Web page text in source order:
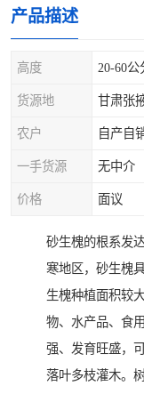
产品描述
高度 20-60公
货源地 甘肃张
农户 自产自
一手货源 无中介
价格 面议
砂生槐的根系发
寒地区，砂生槐
生槐种植面积较
物、水产品、食
强、发育旺盛，
落叶多枝灌木。